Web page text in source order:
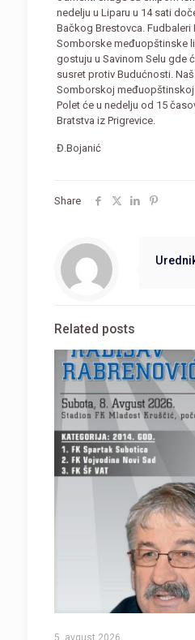
nedelju u Liparu u 14 sati
Bačkog Brestovca. Fudbaleri
Somborske međuopštinske
gostuju u Savinom Selu gde
susret protiv Budućnosti.
Somborskoj
Polet će u nedelju od 15
Bratstva iz Prigrevice.
Đ.Bojanić
Share
Related posts
5. avgust 2026.